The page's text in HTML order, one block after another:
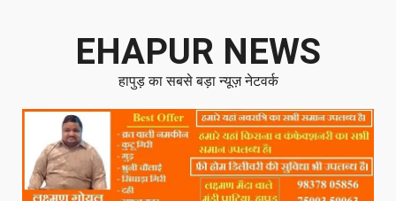
EHAPUR NEWS
हापुड़ का सबसे बड़ा न्यूज़ नेटवर्क